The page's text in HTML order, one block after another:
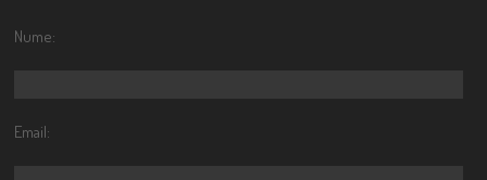
Nume:
Email: